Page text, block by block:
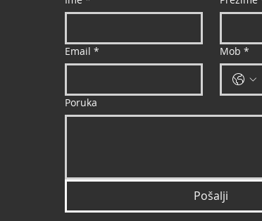
Email * Mob *
Poruka
Pošalji